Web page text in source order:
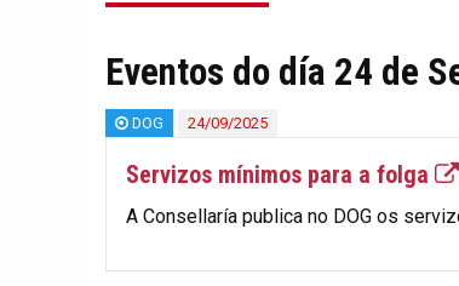
Eventos do día 24 de
DOG 24/09/2025
Servizos mínimos para a folga
A Consellaría publica no DOG os